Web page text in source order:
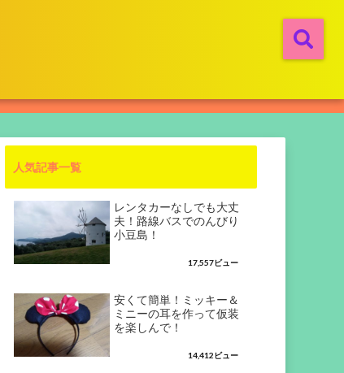
人気記事一覧
レンタカーなしでも大丈
夫！路線バスでのんびり
小豆島！
17,557ビュー
安くて簡単！ミッキー＆
ミニーの耳を作って仮装
を楽しんで！
14,412ビュー